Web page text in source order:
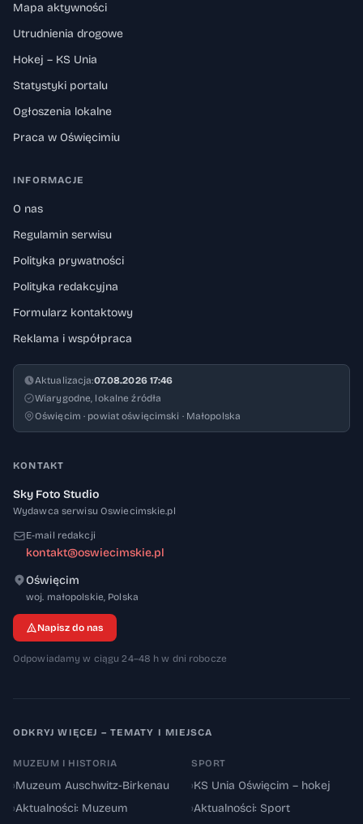
Mapa aktywności
Utrudnienia drogowe
Hokej – KS Unia
Statystyki portalu
Ogłoszenia lokalne
Praca w Oświęcimiu
INFORMACJE
O nas
Regulamin serwisu
Polityka prywatności
Polityka redakcyjna
Formularz kontaktowy
Reklama i współpraca
Aktualizacja:07.08.2026 17:46
Wiarygodne, lokalne źródła
Oświęcim · powiat oświęcimski · Małopolska
KONTAKT
Sky Foto Studio
Wydawca serwisu Oswiecimskie.pl
E-mail redakcji
kontakt@oswiecimskie.pl
Oświęcim
woj. małopolskie, 32-600
Polska
Napisz do nas
Odpowiadamy w ciągu 24–48 h w dni robocze
ODKRYJ WIĘCEJ – TEMATY I MIEJSCA
MUZEUM I HISTORIA
›Muzeum Auschwitz-Birkenau
›Aktualności: Muzeum
SPORT
›KS Unia Oświęcim – hokej
›Aktualności: Sport